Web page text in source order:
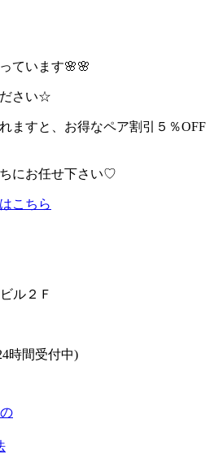
ています🌸🌸
ださい☆
ますと、お得なペア割引５％OFF
にお任せ下さい♡
こちら
ル２Ｆ
時間受付中)